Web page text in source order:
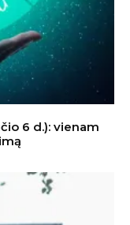
6 d.): vienam